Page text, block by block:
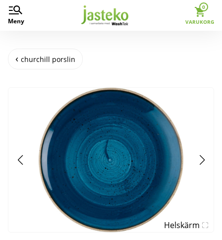
Meny
0
VARUKORG
churchill porslin
Helskärm